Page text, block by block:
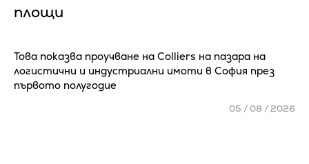
площи
Това показва проучване на Colliers на пазара на
логистични и индустриални имоти в София през
първото полугодие
05 / 08 / 2026